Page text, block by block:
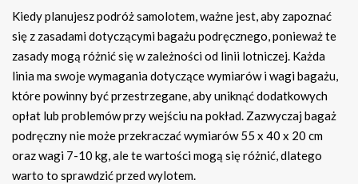
Kiedy planujesz podróż samolotem, ważne jest, aby zapoznać
się z zasadami dotyczącymi bagażu podręcznego, ponieważ te
zasady mogą różnić się w zależności od linii lotniczej. Każda
linia ma swoje wymagania dotyczące wymiarów i wagi bagażu,
które powinny być przestrzegane, aby uniknąć dodatkowych
opłat lub problemów przy wejściu na pokład. Zazwyczaj bagaż
podręczny nie może przekraczać wymiarów 55 x 40 x 20 cm
oraz wagi 7-10 kg, ale te wartości mogą się różnić, dlatego
warto to sprawdzić przed wylotem.